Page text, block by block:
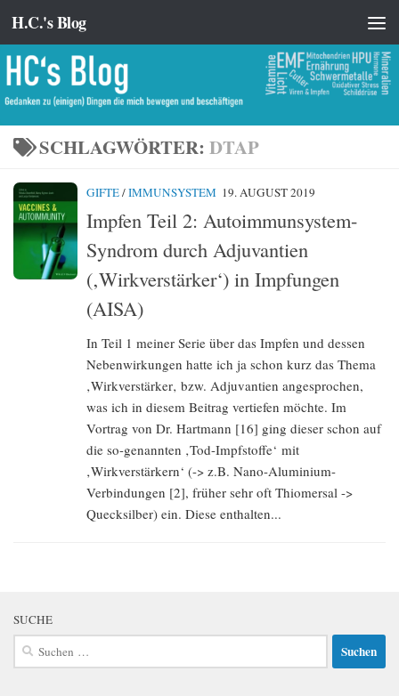
Zum Inhalt springen
H.C.'s Blog
SCHLAGWÖRTER: DTAP
GIFTE/IMMUNSYSTEM 19. AUGUST 2019
Impfen Teil 2: Autoimmunsystem-
Syndrom durch Adjuvantien
(‚Wirkverstärker‘) in Impfungen
(AISA)
In Teil 1 meiner Serie über das Impfen und dessen
Nebenwirkungen hatte ich ja schon kurz das Thema
‚Wirkverstärker‚ bzw. Adjuvantien angesprochen,
was ich in diesem Beitrag vertiefen möchte. Im
Vortrag von Dr. Hartmann [16] ging dieser schon auf
die so-genannten ‚Tod-Impfstoffe‘ mit
‚Wirkverstärkern‘ (-> z.B. Nano-Aluminium-
Verbindungen [2], früher sehr oft Thiomersal ->
Quecksilber) ein. Diese enthalten...
SUCHE
Suchen
nach: